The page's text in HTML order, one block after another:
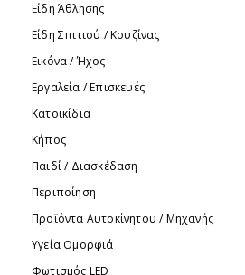
Είδη Άθλησης
Είδη Σπιτιού / Kουζίνας
Εικόνα / Ήχος
Εργαλεία / Eπισκευές
Κατοικίδια
Κήπος
Παιδί / Διασκέδαση
Περιποίηση
Προϊόντα Aυτοκίνητου / Μηχανής
Υγεία Ομορφιά
Φωτισμός LED